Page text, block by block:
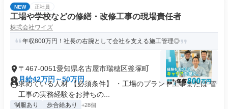
NEW 正社員
工場や学校などの修繕・改修工事の現場責任者
株式会社ワイズ
年収800万円！社長の右腕として会社を支える施工管理◎
〒467-0051愛知県名古屋市瑞穂区釜塚町
月給42万円～50万円
求めている人材 【必須条件】 ・工場のプラント工事または 管
工事の実務経験をお持ちの...
制服あり 歩合給あり +28個